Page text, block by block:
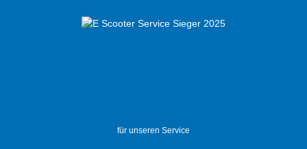
für unseren Service